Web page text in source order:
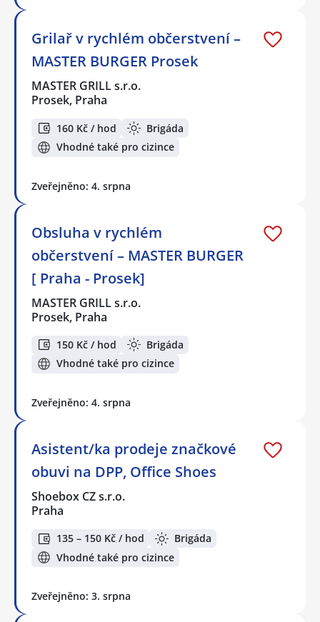
Grilař v rychlém občerstvení –
MASTER BURGER Prosek
MASTER GRILL s.r.o.
Prosek, Praha
160 Kč / hod
Brigáda
Vhodné také pro cizince
Zveřejněno: 4. srpna
Obsluha v rychlém
občerstvení – MASTER BURGER
[ Praha - Prosek]
MASTER GRILL s.r.o.
Prosek, Praha
150 Kč / hod
Brigáda
Vhodné také pro cizince
Zveřejněno: 4. srpna
Asistent/ka prodeje značkové
obuvi na DPP, Office Shoes
Shoebox CZ s.r.o.
Praha
135 – 150 Kč / hod
Brigáda
Vhodné také pro cizince
Zveřejněno: 3. srpna